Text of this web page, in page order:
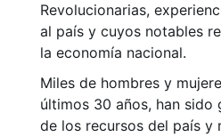
Revolucionarias,
al país y cuyos notables
la economía nacional.
Miles de hombres y
últimos 30 años, han sido
de los recursos del país y